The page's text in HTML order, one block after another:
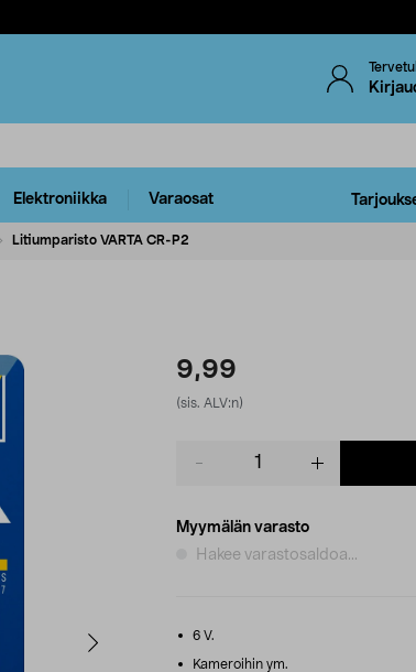
Elektroniikka Varaosat
Litiumparisto VARTA CR-P2
9,99
(sis. ALV:n)
Myymälän varasto
Hakee varastosaldoa...
6 V.
Kameroihin ym.